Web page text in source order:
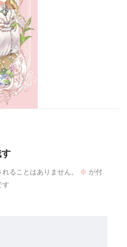
ることはありません。 ※ が付
す